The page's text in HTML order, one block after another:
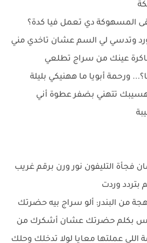
المسهوكة دي تعمل فيا كدة؟
وتدسي لي السم عشان تاخدي مني
عينك من سراج تطلعي
ورحمة أبويا ما ههنيكي بليلة
هسيبك تتهني بضفر عطوة أني
فجأة التليفون نور ورن برقم غريب
وردت
من البندر: ألو سراج بيه حضرتك
بس بكلم حضرتك عشان أشكرك من
اللي عملتها معايا لولا تدخلك وحلك